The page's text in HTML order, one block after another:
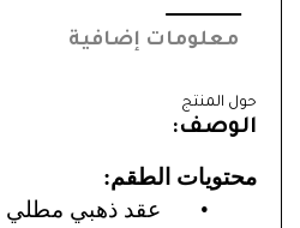
معلومات إضافية
حول المنتج
الوصف:
محتويات الطقم:
•
عقد ذهبي مطلي